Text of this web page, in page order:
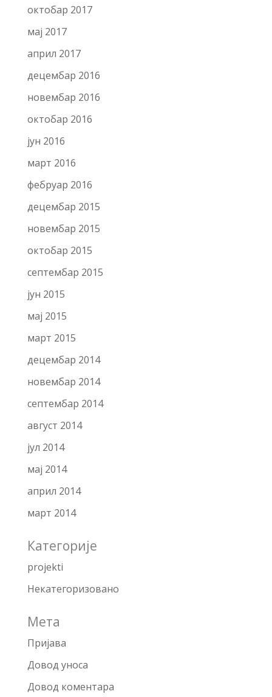
октобар 2017
мај 2017
април 2017
децембар 2016
новембар 2016
октобар 2016
јун 2016
март 2016
фебруар 2016
децембар 2015
новембар 2015
октобар 2015
септембар 2015
јун 2015
мај 2015
март 2015
децембар 2014
новембар 2014
септембар 2014
август 2014
јул 2014
мај 2014
април 2014
март 2014
Категорије
projekti
Некатегоризовано
Мета
Пријава
Довод уноса
Довод коментара